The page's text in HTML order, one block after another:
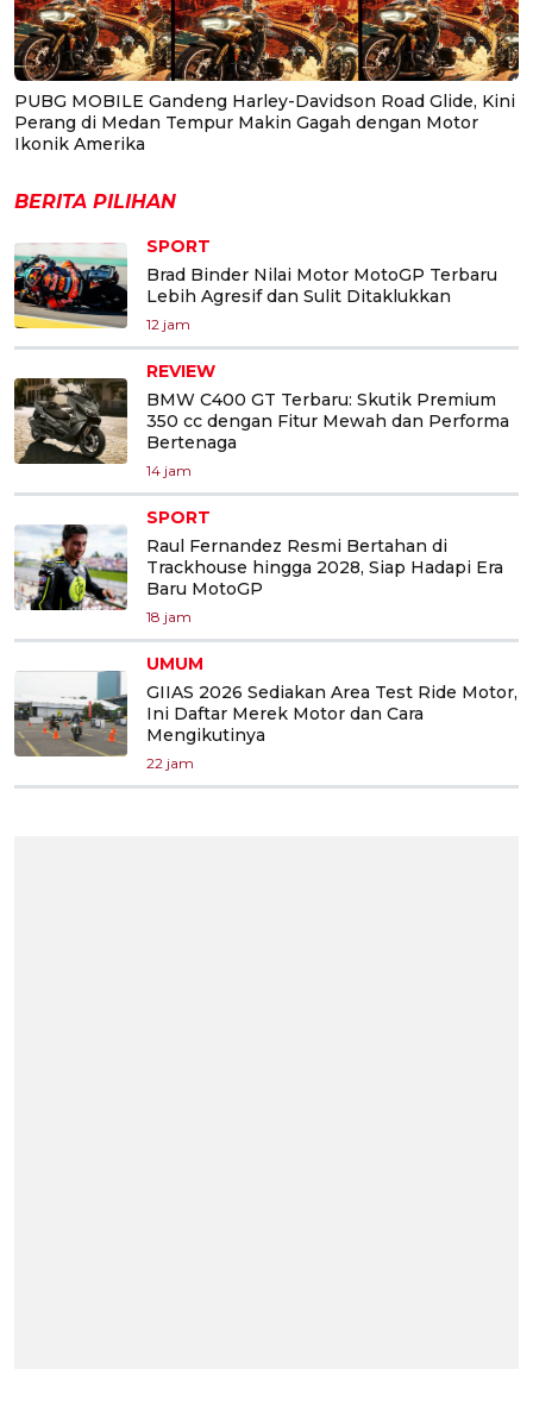
PUBG MOBILE Gandeng Harley-Davidson Road Glide, Kini
Perang di Medan Tempur Makin Gagah dengan Motor
Ikonik Amerika
BERITA PILIHAN
SPORT
Brad Binder Nilai Motor MotoGP Terbaru
Lebih Agresif dan Sulit Ditaklukkan
12 jam
REVIEW
BMW C400 GT Terbaru: Skutik Premium
350 cc dengan Fitur Mewah dan Performa
Bertenaga
14 jam
SPORT
Raul Fernandez Resmi Bertahan di
Trackhouse hingga 2028, Siap Hadapi Era
Baru MotoGP
18 jam
UMUM
GIIAS 2026 Sediakan Area Test Ride Motor,
Ini Daftar Merek Motor dan Cara
Mengikutinya
22 jam